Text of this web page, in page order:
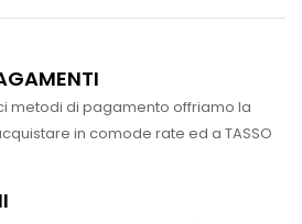
metodi di pagamento offriamo la
in comode rate ed a TASSO